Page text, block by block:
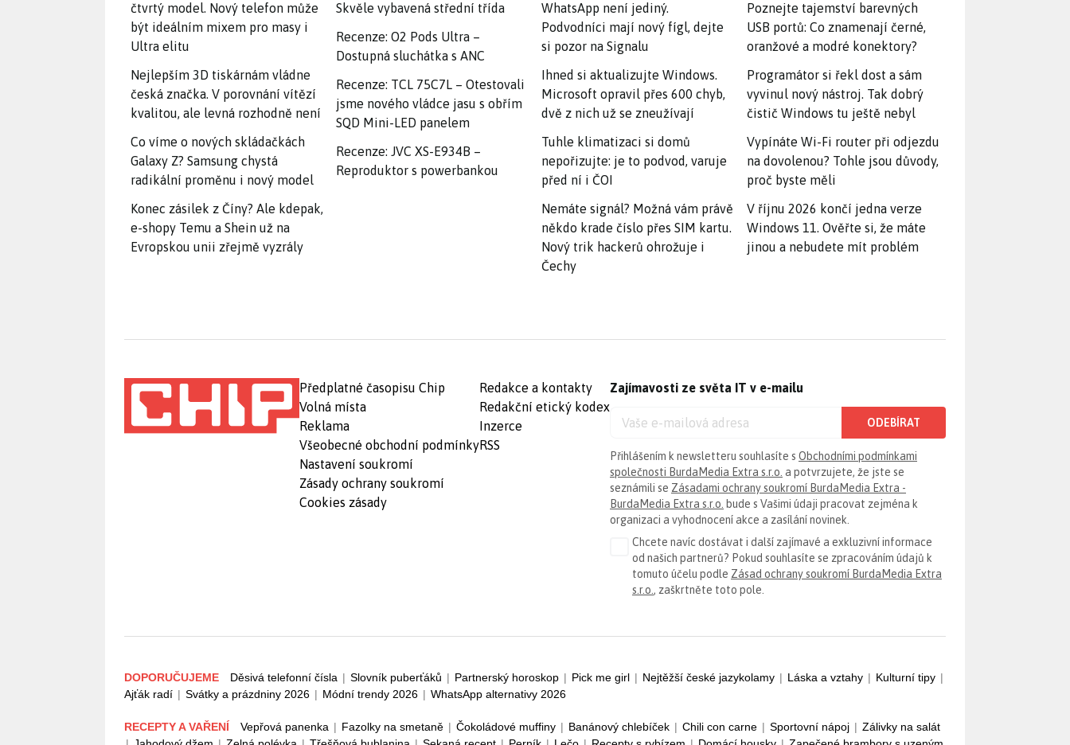
čtvrtý model. Nový telefon může
být ideálním mixem pro masy i
Ultra elitu
Nejlepším 3D tiskárnám vládne
česká značka. V porovnání vítězí
kvalitou, ale levná rozhodně není
Co víme o nových skládačkách
Galaxy Z? Samsung chystá
radikální proměnu i nový model
Konec zásilek z Číny? Ale kdepak,
e-shopy Temu a Shein už na
Evropskou unii zřejmě vyzrály
Skvěle vybavená střední třída
Recenze: O2 Pods Ultra –
Dostupná sluchátka s ANC
Recenze: TCL 75C7L – Otestovali
jsme nového vládce jasu s obřím
SQD Mini-LED panelem
Recenze: JVC XS-E934B –
Reproduktor s powerbankou
WhatsApp není jediný.
Podvodníci mají nový fígl, dejte
si pozor na Signalu
Ihned si aktualizujte Windows.
Microsoft opravil přes 600 chyb,
dvě z nich už se zneužívají
Tuhle klimatizaci si domů
nepořizujte: je to podvod, varuje
před ní i ČOI
Nemáte signál? Možná vám právě
někdo krade číslo přes SIM kartu.
Nový trik hackerů ohrožuje i
Čechy
Poznejte tajemství barevných
USB portů: Co znamenají černé,
oranžové a modré konektory?
Programátor si řekl dost a sám
vyvinul nový nástroj. Tak dobrý
čistič Windows tu ještě nebyl
Vypínáte Wi-Fi router při odjezdu
na dovolenou? Tohle jsou důvody,
proč byste měli
V říjnu 2026 končí jedna verze
Windows 11. Ověřte si, že máte
jinou a nebudete mít problém
Předplatné časopisu Chip
Volná místa
Reklama
Všeobecné obchodní podmínky
Nastavení soukromí
Zásady ochrany soukromí
Cookies zásady
Redakce a kontakty
Redakční etický kodex
Inzerce
RSS
Zajímavosti ze světa IT v e-mailu
ODEBÍRAT
Přihlášením k newsletteru souhlasíte s Obchodními podmínkami
společnosti BurdaMedia Extra s.r.o. a potvrzujete, že jste se
seznámili se Zásadami ochrany soukromí BurdaMedia Extra -
BurdaMedia Extra s.r.o. bude s Vašimi údaji pracovat zejména k
organizaci a vyhodnocení akce a zasílání novinek.
Chcete navíc dostávat i další zajímavé a exkluzivní informace
od našich partnerů? Pokud souhlasíte se zpracováním údajů k
tomuto účelu podle Zásad ochrany soukromí BurdaMedia Extra
s.r.o. , zaškrtněte toto pole.
DOPORUČUJEME Děsivá telefonní čísla | Slovník puberťáků | Partnerský horoskop | Pick me girl | Nejtěžší české jazykolamy | Láska a vztahy | Kulturní tipy |
Ajťák radí | Svátky a prázdniny 2026 | Módní trendy 2026 | WhatsApp alternativy 2026
RECEPTY A VAŘENÍ Vepřová panenka | Fazolky na smetaně | Čokoládové muffiny | Banánový chlebíček | Chili con carne | Sportovní nápoj | Zálivky na salát